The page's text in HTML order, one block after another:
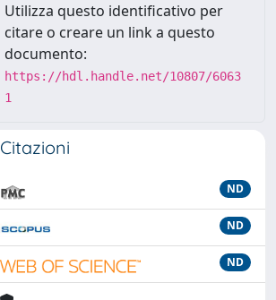
Utilizza questo identificativo per
citare o creare un link a questo
documento:
https://hdl.handle.net/10807/6063
1
Citazioni
ND
ND
ND